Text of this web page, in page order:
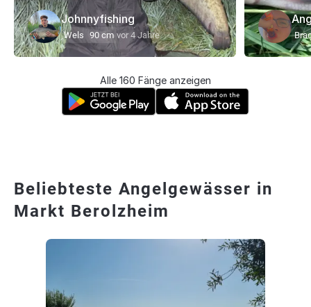
Johnnyfishing
Wels 90 cm vor 4 Jahre
Alle 160 Fänge anzeigen
Beliebteste Angelgewässer in
Markt Berolzheim